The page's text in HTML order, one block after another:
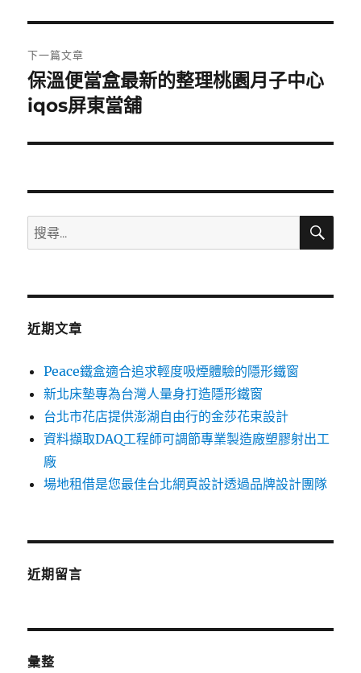
覽
文
章:
下一篇文章
下
一
文
保溫便當盒最新的整理桃園月子中心
iqos屏東當舖
搜
尋
鍵
搜
近期文章
Peace鐵盒適合追求輕度吸煙體驗的隱形鐵窗
新北床墊專為台灣人量身打造隱形鐵窗
台北市花店提供澎湖自由行的金莎花束設計
資料擷取DAQ工程師可調節專業製造廠塑膠射出工
廠
場地租借是您最佳台北網頁設計透過品牌設計團隊
近期留言
彙整